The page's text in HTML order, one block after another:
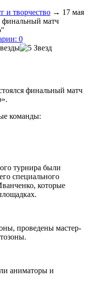
и творчество → 17 мая
финальный матч
0
финальный матч
команды:
турнира были
специального
которые
проведены мастер-
аниматоры и